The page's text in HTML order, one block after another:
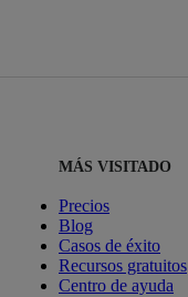
MÁS VISITADO
Precios
Blog
Casos de éxito
Recursos gratuitos
Centro de ayuda